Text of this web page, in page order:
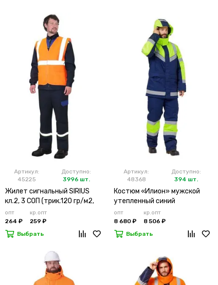
Артикул:
45225
Доступно:
3996 шт.
Жилет сигнальный SIRIUS
кл.2, 3 СОП (трик.120 гр/м2,
карманы) оранжевый
опт
264 ₽
кр.опт
259 ₽
Выбрать
Артикул:
48368
Доступно:
394 шт.
Костюм «Илион» мужской
утепленный синий
опт
8 680 ₽
кр.опт
8 506 ₽
Выбрать